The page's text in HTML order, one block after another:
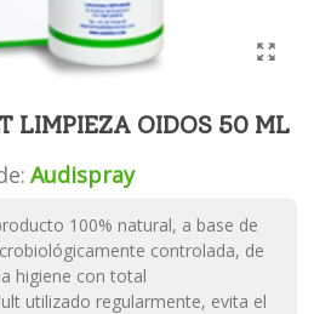
LIMPIEZA OIDOS 50 ML
Audispray
100% natural, a base de
controlada, de
higiene con total
utilizado regularmente, evita el